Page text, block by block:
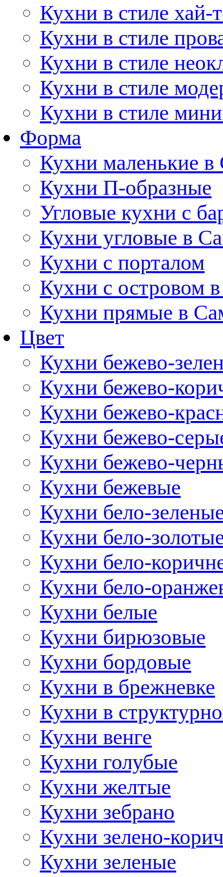
Кухни в стиле хай-
Кухни в стиле
Кухни в стиле
Кухни в стиле
Кухни в стиле
Форма
Кухни маленькие в
Кухни П-образные
Угловые кухни с
Кухни угловые в
Кухни с порталом
Кухни с островом
Кухни прямые в
Цвет
Кухни бежево-
Кухни бежево-
Кухни бежево-
Кухни бежево-
Кухни бежево-
Кухни бежевые
Кухни бело-
Кухни бело-
Кухни бело-
Кухни бело-
Кухни белые
Кухни бирюзовые
Кухни бордовые
Кухни в брежневке
Кухни в
Кухни венге
Кухни голубые
Кухни желтые
Кухни зебрано
Кухни зелено-
Кухни зеленые